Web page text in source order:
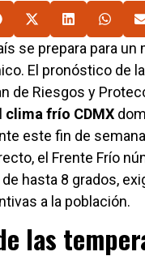
se prepara para un
El pronóstico de
de Riesgos y
clima frío CDMX
este fin de
el Frente Frío
hasta 8 grados,
a la población.
las